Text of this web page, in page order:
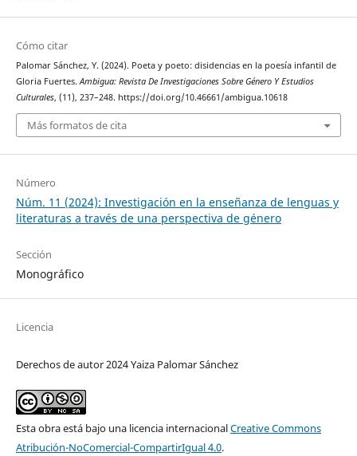
Cómo citar
Palomar Sánchez, Y. (2024). Poeta y poeto: disidencias en la poesía infantil de
Gloria Fuertes.Ambigua: Revista De Investigaciones Sobre Género Y Estudios
Culturales, (11), 237–248. https://doi.org/10.46661/ambigua.10618
Más formatos de cita
Número
Núm. 11 (2024): Investigación en la enseñanza de lenguas y
literaturas a través de una perspectiva de género
Sección
Monográfico
Licencia
Derechos de autor 2024 Yaiza Palomar Sánchez
Esta obra está bajo una licencia internacionalCreative Commons
Atribución-NoComercial-CompartirIgual 4.0.